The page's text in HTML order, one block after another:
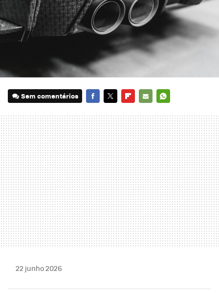
Sem comentários
MAIL
22 junho 2026